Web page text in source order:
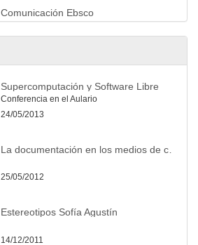
Comunicación Ebsco
XVII Asamblea Anual de Rebiun
4/11/2009
XVII Asamblea Anual de Rebiun
XVII Asamblea Anual de Rebiun
Supercomputación y Software Libre
Conferencia en el Aulario
24/05/2013
25/05/2012
Estereotipos Sofía Agustín
14/12/2011